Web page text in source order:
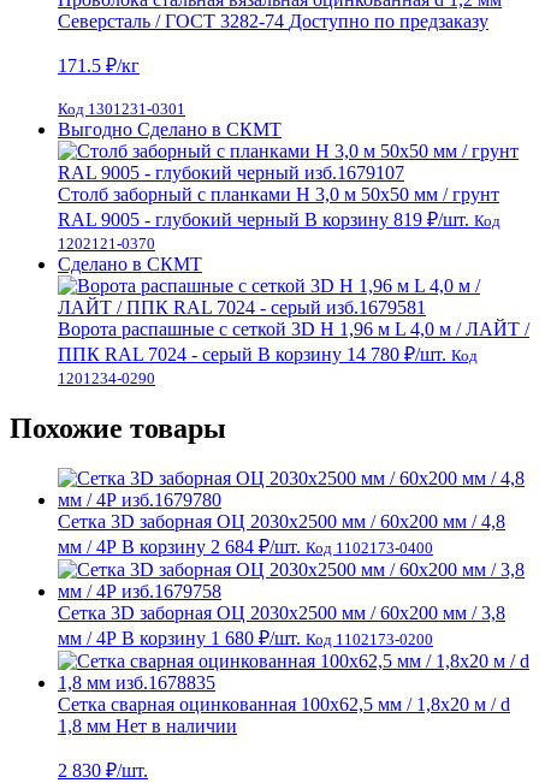
Северсталь / ГОСТ 3282-74 Доступно по предзаказу
171.5 ₽/кг
Код 1301231-0301
Выгодно Сделано в СКМТ
Столб заборный с планками H 3,0 м 50х50 мм / грунт
RAL 9005 - глубокий черный В корзину 819 ₽/шт. Код
1202121-0370
Сделано в СКМТ
Ворота распашные с сеткой 3D Н 1,96 м L 4,0 м / ЛАЙТ /
ППК RAL 7024 - серый В корзину 14 780 ₽/шт. Код
1201234-0290
Похожие товары
Сетка 3D заборная ОЦ 2030х2500 мм / 60х200 мм / 4,8
мм / 4Р В корзину 2 684 ₽/шт. Код 1102173-0400
Сетка 3D заборная ОЦ 2030х2500 мм / 60х200 мм / 3,8
мм / 4Р В корзину 1 680 ₽/шт. Код 1102173-0200
Сетка сварная оцинкованная 100х62,5 мм / 1,8х20 м / d
1,8 мм Нет в наличии
2 830 ₽/шт.